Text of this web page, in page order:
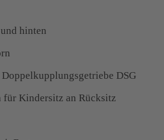
hinten
DSG
Kindersitz an Rücksitz